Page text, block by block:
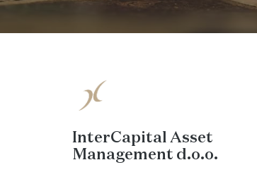
InterCapital Asset
Management d.o.o.